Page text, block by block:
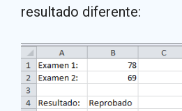
resultado diferente: